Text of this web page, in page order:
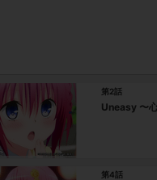
第2話
Uneasy 〜
第4話